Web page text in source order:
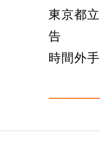
東京都
告
時間外